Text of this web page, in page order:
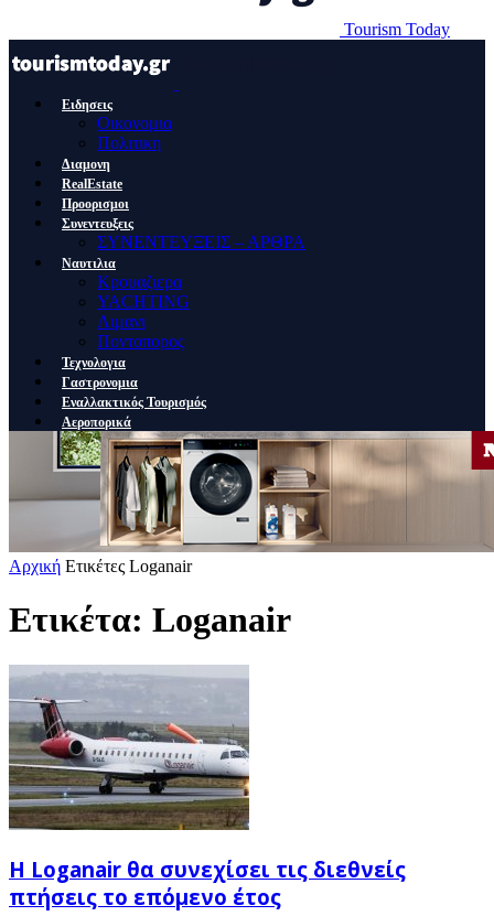
Tourism Today
Ειδησεις
Οικονομια
Πολιτικη
Διαμονη
RealEstate
Προορισμοι
Συνεντευξεις
ΣΥΝΕΝΤΕΥΞΕΙΣ – ΑΡΘΡΑ
Ναυτιλια
Κρουαζιερα
YACHTING
Λιμανι
Ποντοπορος
Τεχνολογια
Γαστρονομια
Εναλλακτικός Τουρισμός
Αεροπορικά
Αρχική Ετικέτες Loganair
Ετικέτα: Loganair
Η Loganair θα συνεχίσει τις διεθνείς
πτήσεις το επόμενο έτος